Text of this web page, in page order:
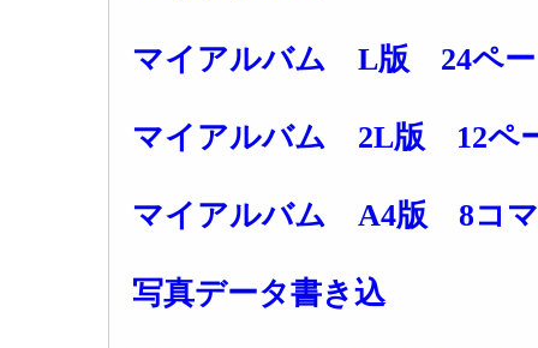
マイアルバム L版 24ペー
マイアルバム 2L版 12ペ
マイアルバム A4版 8コマ
写真データ書き込